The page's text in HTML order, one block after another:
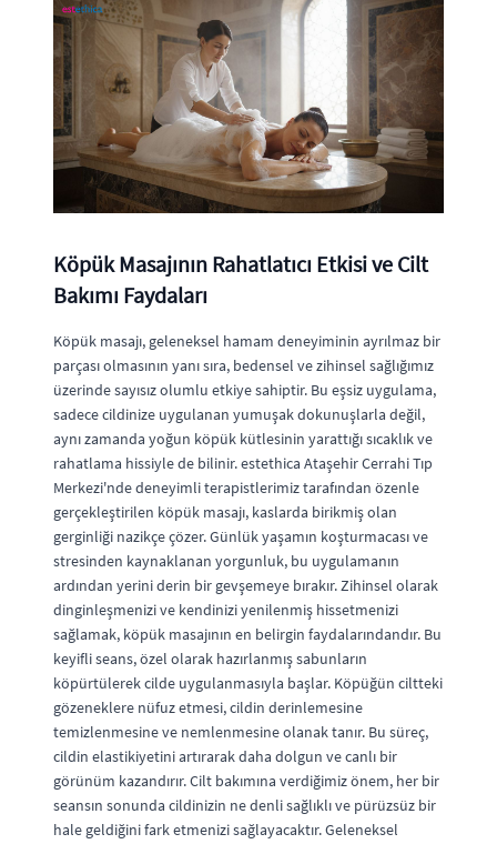
Köpük Masajının Rahatlatıcı Etkisi ve Cilt
Bakımı Faydaları
Köpük masajı, geleneksel hamam deneyiminin ayrılmaz bir
parçası olmasının yanı sıra, bedensel ve zihinsel sağlığımız
üzerinde sayısız olumlu etkiye sahiptir. Bu eşsiz uygulama,
sadece cildinize uygulanan yumuşak dokunuşlarla değil,
aynı zamanda yoğun köpük kütlesinin yarattığı sıcaklık ve
rahatlama hissiyle de bilinir. estethica Ataşehir Cerrahi Tıp
Merkezi'nde deneyimli terapistlerimiz tarafından özenle
gerçekleştirilen köpük masajı, kaslarda birikmiş olan
gerginliği nazikçe çözer. Günlük yaşamın koşturmacası ve
stresinden kaynaklanan yorgunluk, bu uygulamanın
ardından yerini derin bir gevşemeye bırakır. Zihinsel olarak
dinginleşmenizi ve kendinizi yenilenmiş hissetmenizi
sağlamak, köpük masajının en belirgin faydalarındandır. Bu
keyifli seans, özel olarak hazırlanmış sabunların
köpürtülerek cilde uygulanmasıyla başlar. Köpüğün ciltteki
gözeneklere nüfuz etmesi, cildin derinlemesine
temizlenmesine ve nemlenmesine olanak tanır. Bu süreç,
cildin elastikiyetini artırarak daha dolgun ve canlı bir
görünüm kazandırır. Cilt bakımına verdiğimiz önem, her bir
seansın sonunda cildinizin ne denli sağlıklı ve pürüzsüz bir
hale geldiğini fark etmenizi sağlayacaktır. Geleneksel